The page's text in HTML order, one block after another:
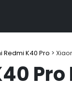
Redmi K40 Pro >